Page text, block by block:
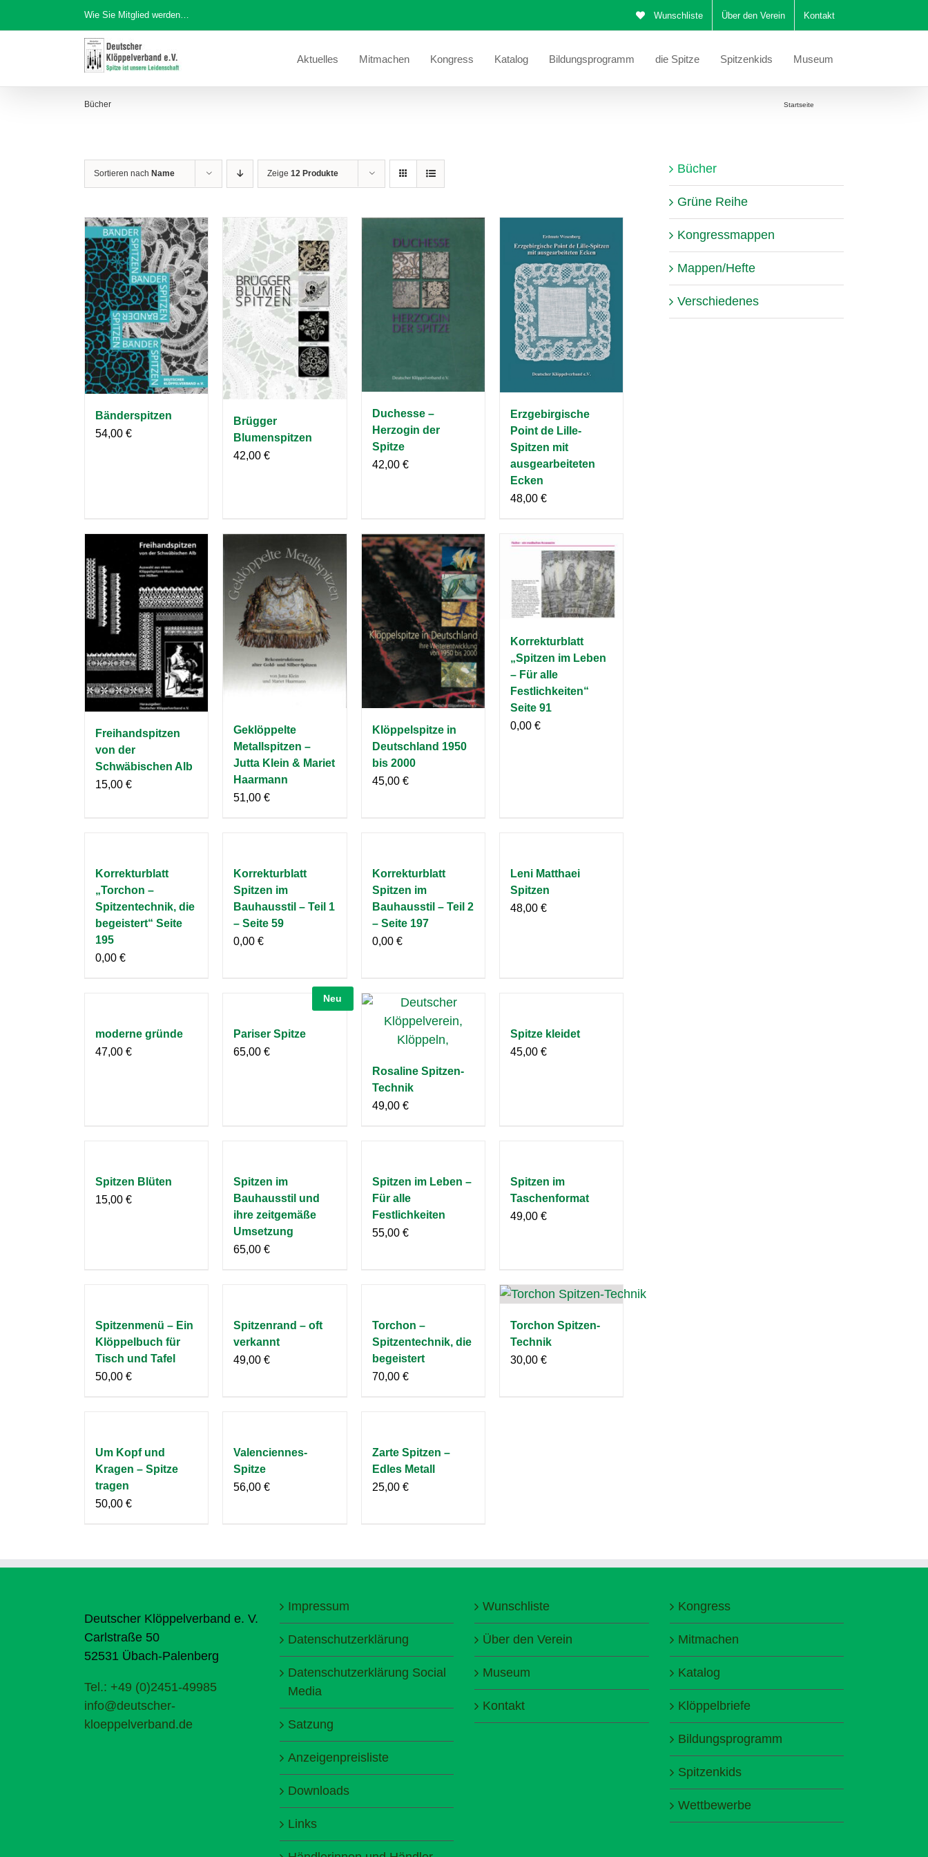
Inhalt
Wie Sie Mitglied werden… Wunschliste Über den Verein Kontakt
Aktuelles Mitmachen Kongress Katalog Bildungsprogramm die Spitze Spitzenkids Museum
Bücher Startseite
Sortieren nach Name Zeige 12 Produkte
Bänderspitzen
54,00 €
Brügger
Blumenspitzen
42,00€
Duchesse –
Herzogin der
Spitze
42,00 €
Erzgebirgische
Point de Lille-
Spitzen mit
ausgearbeiteten
Ecken
48,00 €
Freihandspitzen
von der
Schwäbischen Alb
15,00 €
Geklöppelte
Metallspitzen –
Jutta Klein & Mariet
Haarmann
51,00€
Klöppelspitze in
Deutschland 1950
bis 2000
45,00 €
Korrekturblatt
„Spitzen im Leben
– Für alle
Festlichkeiten“
Seite 91
0,00 €
Korrekturblatt
„Torchon –
Spitzentechnik, die
begeistert“ Seite
195
0,00 €
Korrekturblatt
Spitzen im
Bauhausstil – Teil 1
– Seite 59
0,00€
Korrekturblatt
Spitzen im
Bauhausstil – Teil 2
– Seite 197
0,00 €
Leni Matthaei
Spitzen
48,00 €
moderne gründe
47,00 €
Neu
Pariser Spitze
65,00€
Rosaline Spitzen-
Technik
49,00 €
Spitze kleidet
45,00 €
Spitzen Blüten
15,00 €
Spitzen im
Bauhausstil und
ihre zeitgemäße
Umsetzung
65,00€
Spitzen im Leben –
Für alle
Festlichkeiten
55,00 €
Spitzen im
Taschenformat
49,00 €
Spitzenmenü – Ein
Klöppelbuch für
Tisch und Tafel
50,00 €
Spitzenrand – oft
verkannt
49,00€
Torchon –
Spitzentechnik, die
begeistert
70,00 €
Torchon Spitzen-
Technik
30,00 €
Um Kopf und
Kragen – Spitze
tragen
50,00 €
Valenciennes-
Spitze
56,00€
Zarte Spitzen –
Edles Metall
25,00 €
Bücher
Grüne Reihe
Kongressmappen
Mappen/Hefte
Verschiedenes
Deutscher Klöppelverband e. V.
Carlstraße 50
52531 Übach-Palenberg
Tel.: +49 (0)2451-49985
info@deutscher-
kloeppelverband.de
Impressum
Datenschutzerklärung
Datenschutzerklärung Social
Media
Satzung
Anzeigenpreisliste
Downloads
Links
Wunschliste
Über den Verein
Museum
Kontakt
Kongress
Mitmachen
Katalog
Klöppelbriefe
Bildungsprogramm
Spitzenkids
Wettbewerbe